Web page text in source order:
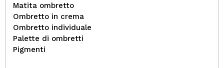
Matita ombretto
Ombretto in crema
Ombretto individuale
Palette di ombretti
Pigmenti